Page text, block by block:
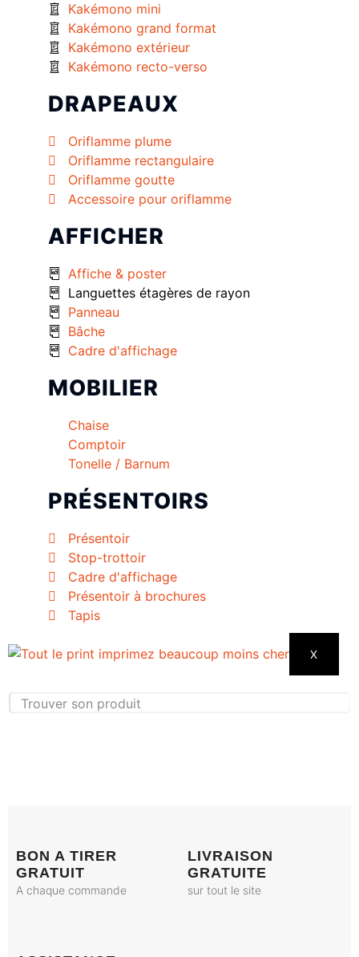
Kakémono mini
Kakémono grand format
Kakémono extérieur
Kakémono recto-verso
DRAPEAUX
Oriflamme plume
Oriflamme rectangulaire
Oriflamme goutte
Accessoire pour oriflamme
AFFICHER
Affiche & poster
Languettes étagères de rayon
Panneau
Bâche
Cadre d'affichage
MOBILIER
Chaise
Comptoir
Tonelle / Barnum
PRÉSENTOIRS
Présentoir
Stop-trottoir
Cadre d'affichage
Présentoir à brochures
Tapis
X
BON A TIRER
GRATUIT
A chaque commande
LIVRAISON
GRATUITE
sur tout le site